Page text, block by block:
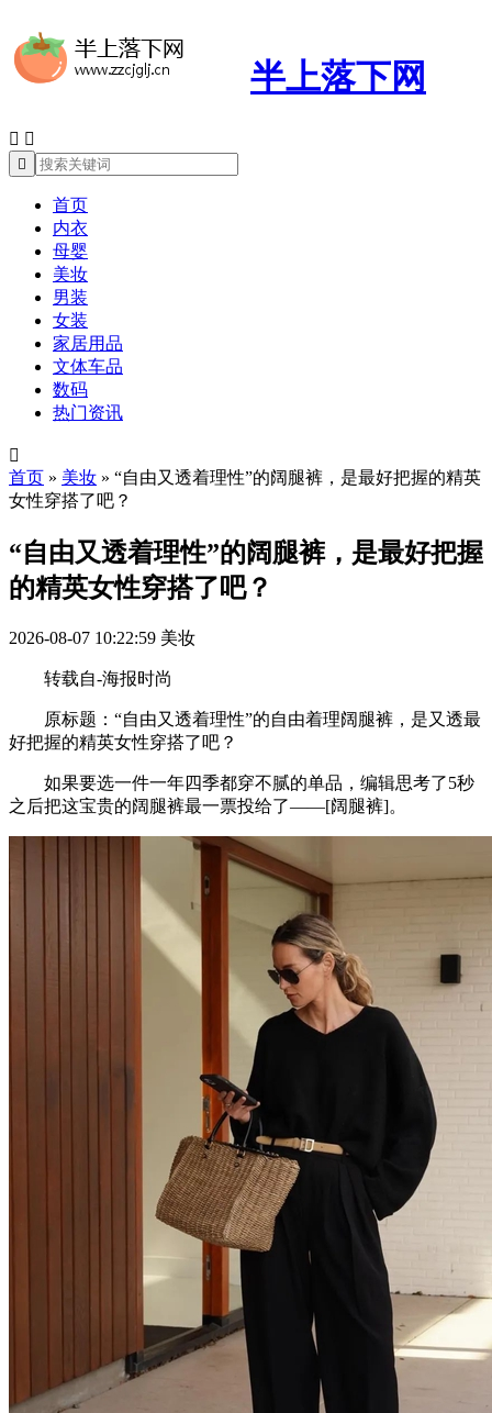
半上落下网
 

首页
内衣
母婴
美妆
男装
女装
家居用品
文体车品
数码
热门资讯

首页 » 美妆 » “自由又透着理性”的阔腿裤，是最好把握的精英
女性穿搭了吧？
“自由又透着理性”的阔腿裤，是最好把握
的精英女性穿搭了吧？
2026-08-07 10:22:59 美妆
转载自-海报时尚
原标题：“自由又透着理性”的自由着理阔腿裤，是又透最
好把握的精英女性穿搭了吧？
如果要选一件一年四季都穿不腻的单品，编辑思考了5秒
之后把这宝贵的阔腿裤最一票投给了——[阔腿裤]。